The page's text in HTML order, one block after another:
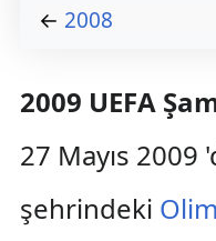
← 2008
2009 UEFA
27 Mayıs 2009
şehrindeki